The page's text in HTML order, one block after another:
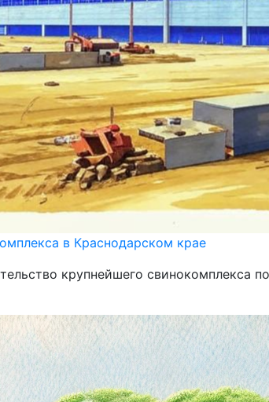
в Краснодарском крае
крупнейшего свинокомплекса